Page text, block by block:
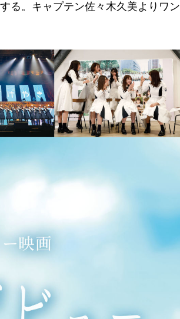
る。キャプテン佐々木久美よりワン